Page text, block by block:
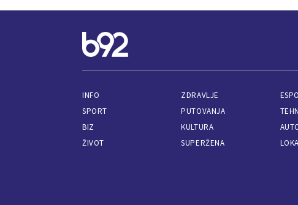
INFO
SPORT
BIZ
ŽIVOT
ZDRAVLJE
PUTOVANJA
KULTURA
SUPERŽENA